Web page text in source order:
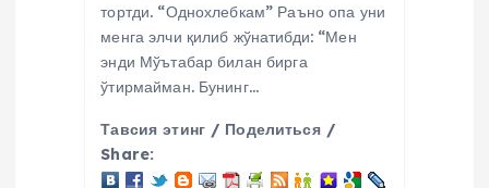
тортди. “Однохлебкам” Раъно опа уни
менга элчи қилиб жўнатибди: “Мен
энди Мўътабар билан бирга
ўтирмайман. Бунинг…
Тавсия этинг / Поделиться /
Share: